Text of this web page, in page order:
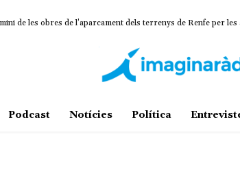
de les obres de l’aparcament dels terrenys de Renfe per
Podcast Notícies Política